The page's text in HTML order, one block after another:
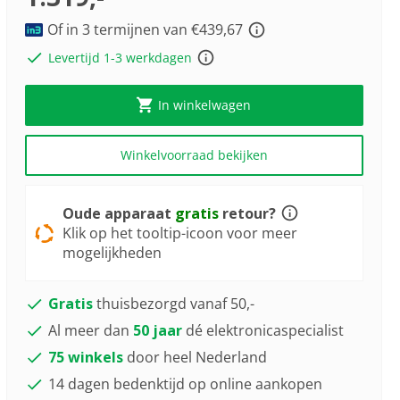
Dezelfde
Youreko’s
tool
voor
energiebesparing.
Of in 3 termijnen van €439,67
Levertijd 1-3 werkdagen
In winkelwagen
Winkelvoorraad bekijken
Oude apparaat gratisretour?
Klik op het tooltip-icoon voor meer
mogelijkheden
Gratisthuisbezorgd vanaf 50,-
Al meer dan 50 jaardé elektronicaspecialist
75 winkelsdoor heel Nederland
14 dagen bedenktijd op online aankopen